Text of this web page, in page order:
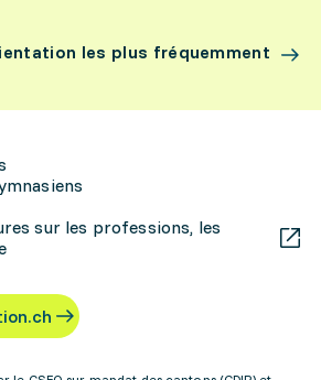
les plus fréquemment
sur les professions, les